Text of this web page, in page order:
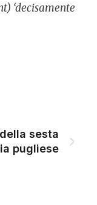
‘decisamente
sesta
pugliese